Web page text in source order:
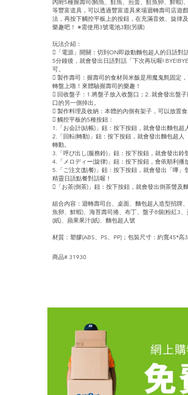
內附5種握壽司(鮪魚、鮭魚、煎蛋、鮭魚卵、鮮蝦)
等豐富道具，可以透過豐富道具來場迴轉壽司店遊
法，再按下觸控平板上的按鈕，在充滿音效、旋律
樂趣吧！ ※需使用3號電池3顆(另購)
玩法介紹：
「電源」開關：切到ON即啟動麵包超人的日語對
5分鐘後，就會發出日語對話「下次再玩喔!
可。
 製作壽司：握壽司的食材與米飯是用魔鬼氈固定
轉盤上嚕！來體驗握壽司的樂趣！
 回收盤子：1.將盤子放入收盤口；2. 就會發出盤
口的另一側掉出。
 製作料理及收納：本體的內側有架子，可以放置
 觸控平板的5種按鈕：
1.「お会計(結帳)」鈕：按下按鈕，就會發出麵包超
2.「回転(轉動)」鈕：按下按鈕，就會發出麵包超
轉動。
3.「呼び出し(服務鈴)」鈕：按下按鈕，就會發出鈴
4.「メロディー(旋律)」鈕：按下按鈕，會依順利播
5.「ご注文(點餐)」鈕：按下按鈕，就會發出「嗶
精靈日語點餐對話喔！
「お茶(倒茶)」鈕：按下按鈕，就會發出倒茶聲及
組合內容：迴轉壽司台、桌面、麵包超人造型招牌
魚卵、鮮蝦)、海苔壽司捲、布丁、盤子8個(粉紅3
(紙)、蘋果果汁(紙)、麵包超人號
材質：塑膠(ABS、PS、PP)；包裝尺寸：約寬45*
商品# 31930